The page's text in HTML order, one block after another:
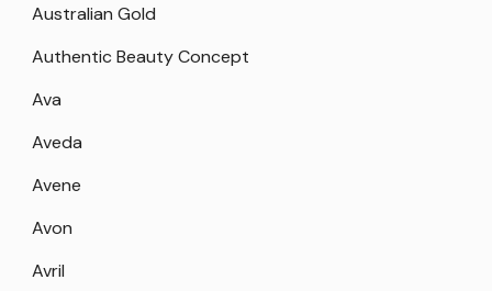
Australian Gold
Authentic Beauty Concept
Ava
Aveda
Avene
Avon
Avril